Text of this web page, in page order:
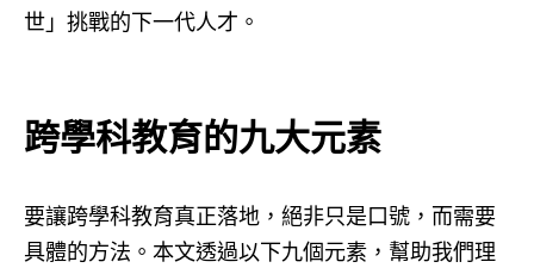
世」挑戰的下一代人才。
跨學科教育的九大元素
要讓跨學科教育真正落地，絕非只是口號，而需要
具體的方法。本文透過以下九個元素，幫助我們理